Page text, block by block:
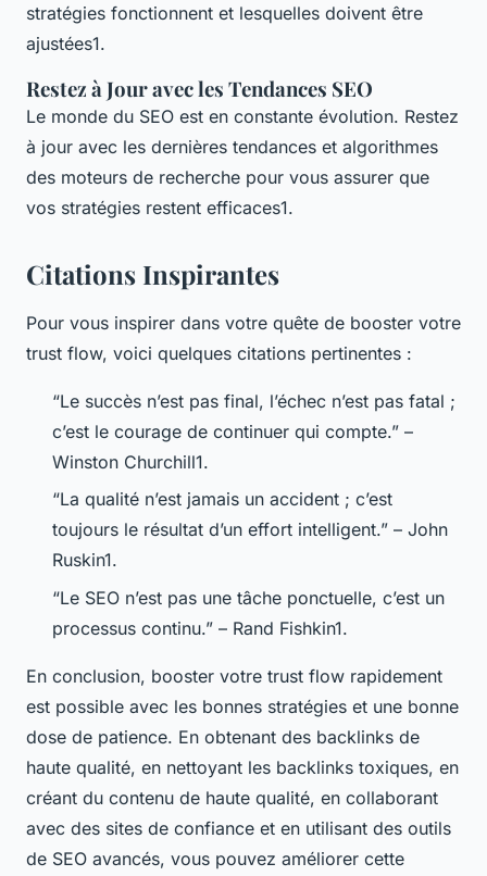
stratégies fonctionnent et lesquelles doivent être
ajustées1.
Restez à Jour avec les Tendances SEO
Le monde du SEO est en constante évolution. Restez
à jour avec les dernières tendances et algorithmes
des moteurs de recherche pour vous assurer que
vos stratégies restent efficaces1.
Citations Inspirantes
Pour vous inspirer dans votre quête de booster votre
trust flow, voici quelques citations pertinentes :
“Le succès n’est pas final, l’échec n’est pas fatal ;
c’est le courage de continuer qui compte.” –
Winston Churchill1.
“La qualité n’est jamais un accident ; c’est
toujours le résultat d’un effort intelligent.” – John
Ruskin1.
“Le SEO n’est pas une tâche ponctuelle, c’est un
processus continu.” – Rand Fishkin1.
En conclusion, booster votre trust flow rapidement
est possible avec les bonnes stratégies et une bonne
dose de patience. En obtenant des backlinks de
haute qualité, en nettoyant les backlinks toxiques, en
créant du contenu de haute qualité, en collaborant
avec des sites de confiance et en utilisant des outils
de SEO avancés, vous pouvez améliorer cette